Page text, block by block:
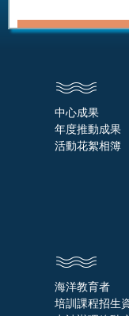
中心成果
年度推動成果
活動花絮相簿
海洋教育者
培訓課程招生